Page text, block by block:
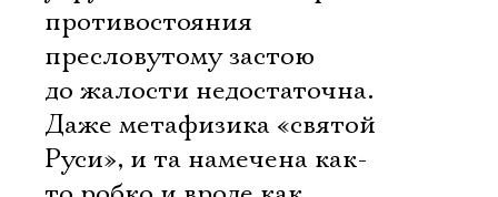
противостояния
пресловутому застою
до жалости недостаточна.
Даже метафизика «святой
Руси», и та намечена как-